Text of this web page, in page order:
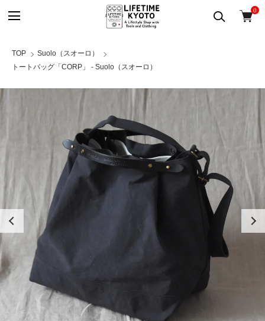
0
TOP
Suolo（スオーロ）
トートバッグ「CORP」 - Suolo（スオーロ）